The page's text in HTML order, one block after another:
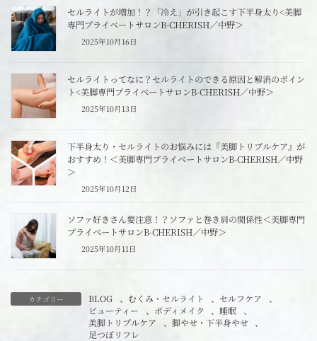
セルライトが増加！？「冷え」が引き起こす下半身太り<美脚
専門プライベートサロンB-CHERISH／中野＞
2025年10月16日
セルライトってなに？セルライトのできる原因と解消のポイン
ト<美脚専門プライベートサロンB-CHERISH／中野＞
2025年10月13日
下半身太り・セルライトのお悩みには『美脚トリプルケア』が
おすすめ！＜美脚専門プライベートサロンB-CHERISH／中野
＞
2025年10月12日
ソファ好きさん要注意！？ソファと巻き肩の関係性＜美脚専門
プライベートサロンB-CHERISH／中野＞
2025年10月11日
カテゴリー BLOG 、 むくみ・セルライト 、 セルフケア
、
ビューティー
、 ボディメイク 、 睡眠 、
美脚トリプルケア
、 脚やせ・下半身やせ 、
足つぼリフレ